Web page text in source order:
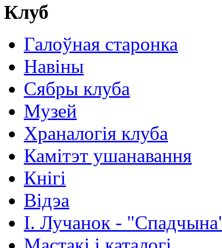
Клуб
Галоўная старонка
Навіны
Сябры клуба
Музей
Храналогія клуба
Камітэт ушанавання
Кнігі
Відэа
І. Лучанок -